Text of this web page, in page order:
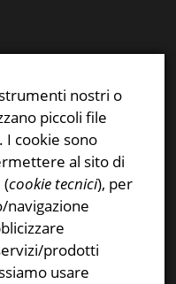
nostri o
piccoli file
I cookie sono
al sito di
(cookie tecnici), per
navigazione
prodotti
usare